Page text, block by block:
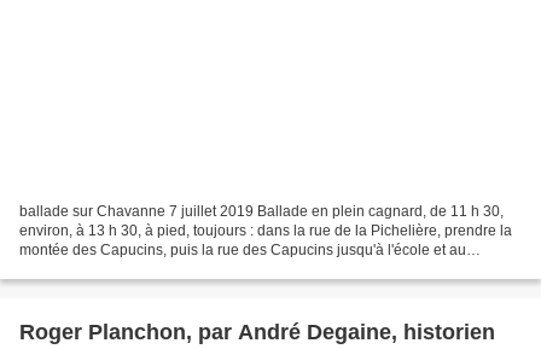
ballade sur Chavanne 7 juillet 2019 Ballade en plein cagnard, de 11 h 30,
environ, à 13 h 30, à pied, toujours : dans la rue de la Pichelière, prendre la
montée des Capucins, puis la rue des Capucins jusqu'à l'école et au
Roger Planchon, par André Degaine, historien